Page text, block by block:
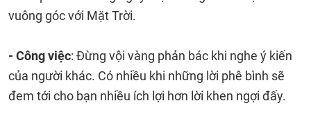
vuông góc với Mặt Trời.
- Công việc: Đừng vội vàng phản bác khi nghe ý kiến
của người khác. Có nhiều khi những lời phê bình sẽ
đem tới cho bạn nhiều ích lợi hơn lời khen ngợi đấy.